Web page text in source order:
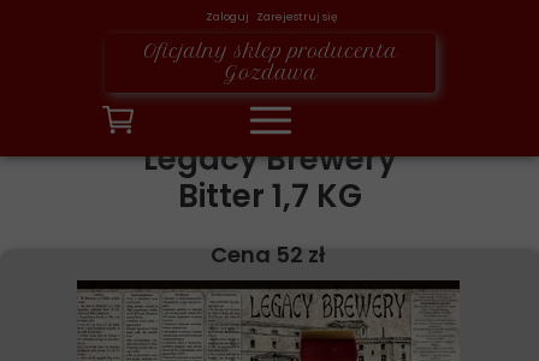
Zaloguj Zarejestruj się
Oficjalny sklep producenta
Gozdawa
Legacy Brewery
Bitter 1,7 KG
Cena 52 zł